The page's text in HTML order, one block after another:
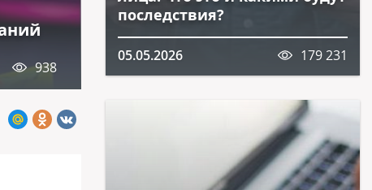
938
последствия?
05.05.2026 179 231